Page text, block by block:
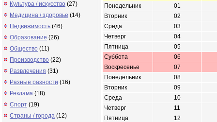
Культура / искусство (27)
Медицина / здоровье (14)
Недвижимость (46)
Образование (26)
Общество (11)
Производство (22)
Развлечения (31)
Разные разности (16)
Реклама (18)
Спорт (19)
Страны / города (12)
Понедельник
01
Вторник
02
Среда
03
Четверг
04
Пятница
05
Суббота
06
Воскресенье
07
Понедельник
08
Вторник
09
Среда
10
Четверг
11
Пятница
12